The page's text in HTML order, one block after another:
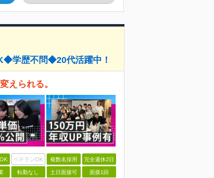
学歴不問◆20代活躍中！
えられる。
ベテランOK 複数名採用 完全週休2日
転勤なし 土日面接可 面接1回